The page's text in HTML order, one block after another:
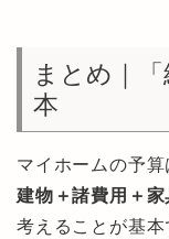
まとめ｜
本
マイホームの予算
建物＋諸費用＋
考えることが基本